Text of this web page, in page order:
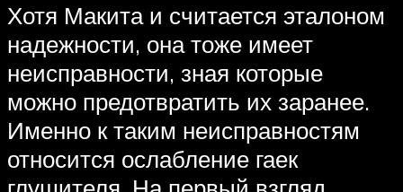
Хотя Макита и считается эталоном
надежности, она тоже имеет
неисправности, зная которые
можно предотвратить их заранее.
Именно к таким неисправностям
относится ослабление гаек